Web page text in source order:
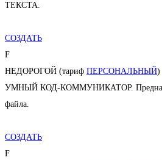
ТЕКСТА.
СОЗДАТЬ
F
НЕДОРОГОЙ (тариф ПЕРСОНАЛЬНЫЙ)
УМНЫЙ КОД-КОММУНИКАТОР.
файла.
СОЗДАТЬ
F